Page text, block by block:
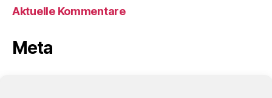
Aktuelle Kommentare
Meta